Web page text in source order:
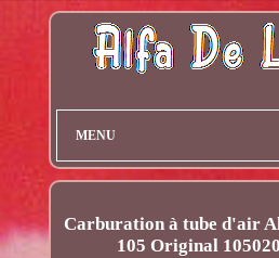
MENU
Carburation à tube d'air
105 Original